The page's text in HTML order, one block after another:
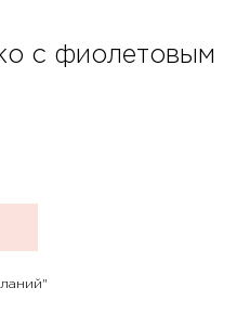
с фиолетовым